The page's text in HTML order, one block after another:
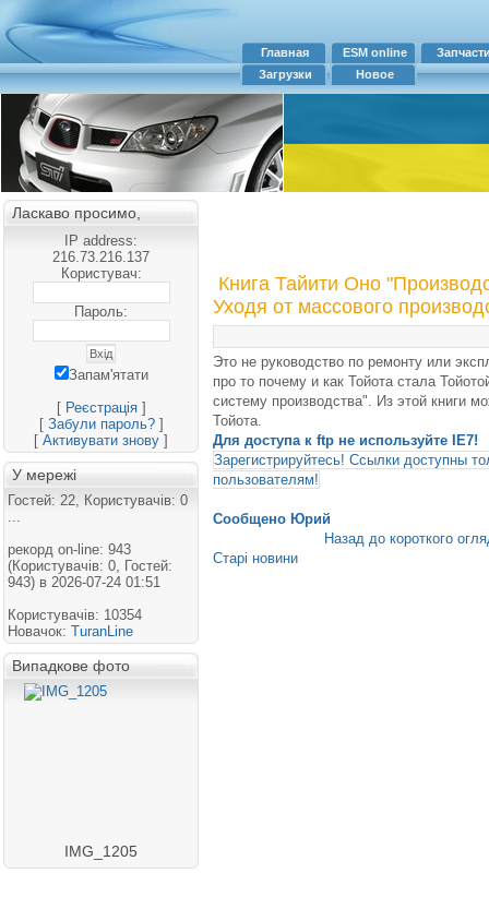
Главная ESM online
Загрузки
Новое
Ласкаво просимо,
IP address:
216.73.216.137
Користувач:
Пароль:
Запам'ятати
[ Реєстрація]
[ Забули пароль?]
[ Активувати знову ]
У мережі
Гостей: 22, Користувачів: 0
...
рекорд on-line: 943
(Користувачів: 0, Гостей:
943) в 2026-07-24 01:51
Користувачів: 10354
Новачок: TuranLine
Випадкове фото
IMG_1205
Книга Тайити Оно
Уходя от массового
Это не руководство по ремонту или
про то почему и как Тойота стала
систему производства". Из этой книги
Тойота.
Для доступа к ftp не используйте IE7!
Зарегистрируйтесь! Ссылки доступны
пользователям!
Сообщено Юрий
Назад до короткого
Старі новини